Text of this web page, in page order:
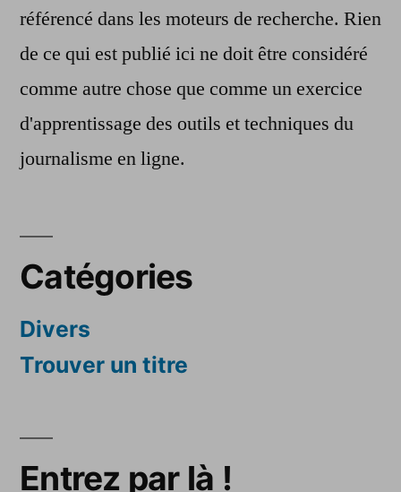
référencé dans les moteurs de recherche. Rien
de ce qui est publié ici ne doit être considéré
comme autre chose que comme un exercice
d'apprentissage des outils et techniques du
journalisme en ligne.
Catégories
Divers
Trouver un titre
Entrez par là !